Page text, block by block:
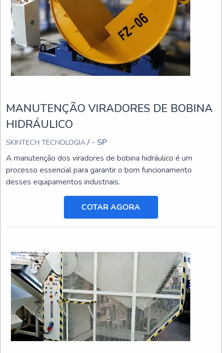
MANUTENÇÃO VIRADORES DE BOBINA
HIDRÁULICO
SKINTECH TECNOLOGIA / - SP
A manutenção dos viradores de bobina hidráulico é um
processo essencial para garantir o bom funcionamento
desses equipamentos industriais.
COTAR AGORA